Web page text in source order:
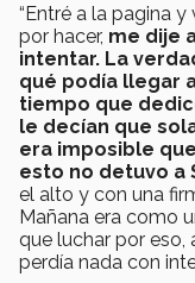
“Entré a la pagina
por hacer, me dije
intentar. La
qué podía llegar
tiempo que
le decían que
era imposible
esto no detuvo a
el alto y con una
Mañana era como
que luchar por eso,
perdía nada con